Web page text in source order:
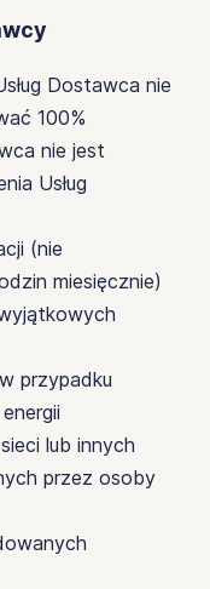
Dostawca nie
100%
nie jest
Usług
(nie
miesięcznie)
przypadku
lub innych
przez osoby